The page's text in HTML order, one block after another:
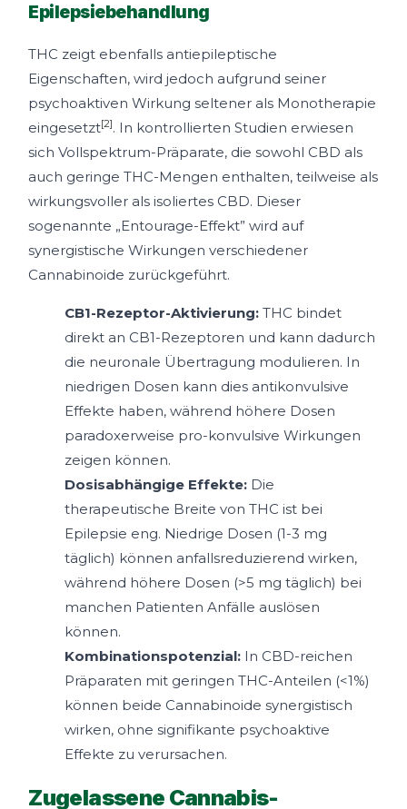
Epilepsiebehandlung
THC zeigt ebenfalls antiepileptische
Eigenschaften, wird jedoch aufgrund seiner
psychoaktiven Wirkung seltener als Monotherapie
eingesetzt[2]. In kontrollierten Studien erwiesen
sich Vollspektrum-Präparate, die sowohl CBD als
auch geringe THC-Mengen enthalten, teilweise als
wirkungsvoller als isoliertes CBD. Dieser
sogenannte „Entourage-Effekt” wird auf
synergistische Wirkungen verschiedener
Cannabinoide zurückgeführt.
CB1-Rezeptor-Aktivierung: THC bindet
direkt an CB1-Rezeptoren und kann dadurch
die neuronale Übertragung modulieren. In
niedrigen Dosen kann dies antikonvulsive
Effekte haben, während höhere Dosen
paradoxerweise pro-konvulsive Wirkungen
zeigen können.
Dosisabhängige Effekte: Die
therapeutische Breite von THC ist bei
Epilepsie eng. Niedrige Dosen (1-3 mg
täglich) können anfallsreduzierend wirken,
während höhere Dosen (>5 mg täglich) bei
manchen Patienten Anfälle auslösen
können.
Kombinationspotenzial: In CBD-reichen
Präparaten mit geringen THC-Anteilen (<1%)
können beide Cannabinoide synergistisch
wirken, ohne signifikante psychoaktive
Effekte zu verursachen.
Zugelassene Cannabis-